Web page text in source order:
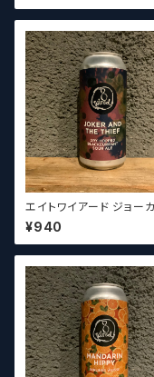
エイトワイアード ジョーカー ア
ンド ザ シーフ 8 Wired Joker
& The Thief
¥940